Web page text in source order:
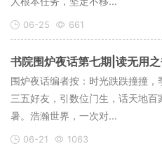
06-25 661
书院围炉夜话第七期|读无用
围炉夜话编者按：时光跌跌撞撞
三五好友，引数位门生，话天地
暑。浩瀚世界，一次对...
06-21 1063